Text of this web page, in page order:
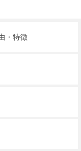
・特徴